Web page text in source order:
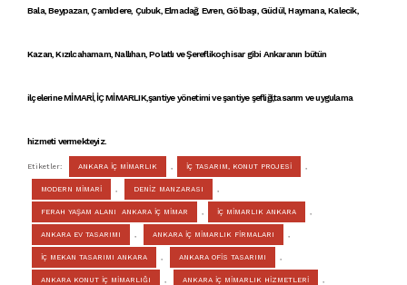
Bala, Beypazarı, Çamlıdere, Çubuk, Elmadağ, Evren, Gölbaşı, Güdül, Haymana, Kalecik,
Kazan, Kızılcahamam, Nallıhan, Polatlı ve Şereflikoçhisar gibi Ankaranın bütün
ilçelerineMİMARİ, İÇ MİMARLIK,şantiye yönetimi ve şantiye şefliği,tasarım ve uygulama
hizmeti vermekteyiz.
Etiketler: ANKARA İÇ MİMARLIK , İÇ TASARIM, KONUT PROJESİ ,
MODERN MİMARİ , DENİZ MANZARASI ,
FERAH YAŞAM ALANI ANKARA İÇ MİMAR , İÇ MİMARLIK ANKARA ,
ANKARA EV TASARIMI , ANKARA İÇ MİMARLIK FİRMALARI ,
İÇ MEKAN TASARIMI ANKARA , ANKARA OFİS TASARIMI ,
ANKARA KONUT İÇ MİMARLIĞI , ANKARA İÇ MİMARLIK HİZMETLERİ ,